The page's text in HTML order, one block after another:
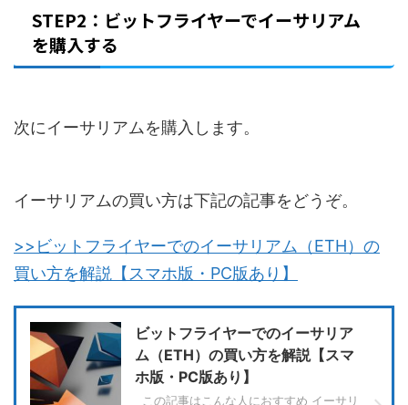
STEP2：ビットフライヤーでイーサリアム
を購入する
次にイーサリアムを購入します。
イーサリアムの買い方は下記の記事をどうぞ。
>>ビットフライヤーでのイーサリアム（ETH）の
買い方を解説【スマホ版・PC版あり】
ビットフライヤーでのイーサリア
ム（ETH）の買い方を解説【スマ
ホ版・PC版あり】
この記事はこんな人におすすめ イーサリ